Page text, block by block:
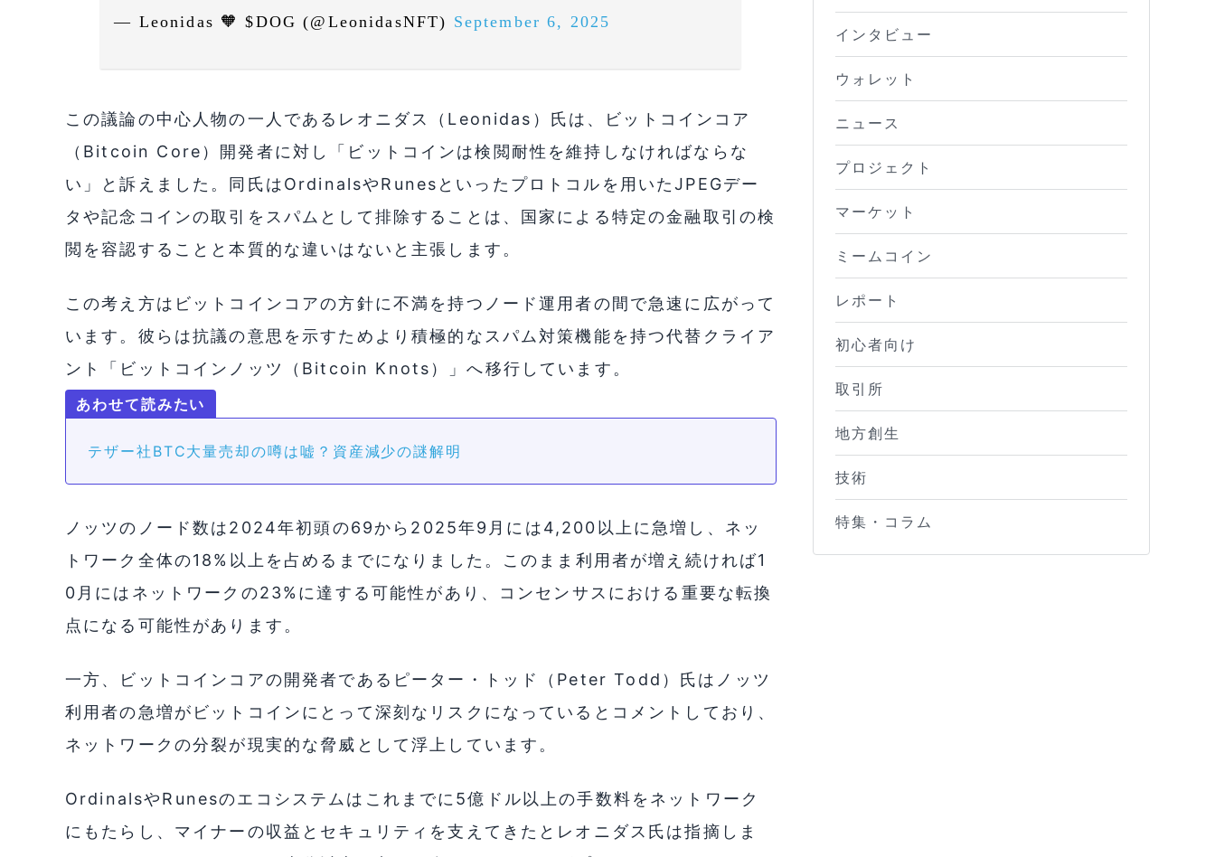
— Leonidas 🧡 $DOG (@LeonidasNFT) September 6, 2025
この議論の中心人物の一人であるレオニダス（Leonidas）氏は、ビットコインコア
（Bitcoin Core）開発者に対し「ビットコインは検閲耐性を維持しなければならな
い」と訴えました。同氏はOrdinalsやRunesといったプロトコルを用いたJPEGデー
タや記念コインの取引をスパムとして排除することは、国家による特定の金融取引の検
閲を容認することと本質的な違いはないと主張します。
この考え方はビットコインコアの方針に不満を持つノード運用者の間で急速に広がって
います。彼らは抗議の意思を示すためより積極的なスパム対策機能を持つ代替クライア
ント「ビットコインノッツ（Bitcoin Knots）」へ移行しています。
テザー社BTC大量売却の噂は嘘？資産減少の謎解明
ノッツのノード数は2024年初頭の69から2025年9月には4,200以上に急増し、ネッ
トワーク全体の18%以上を占めるまでになりました。このまま利用者が増え続ければ1
0月にはネットワークの23%に達する可能性があり、コンセンサスにおける重要な転換
点になる可能性があります。
一方、ビットコインコアの開発者であるピーター・トッド（Peter Todd）氏はノッツ
利用者の急増がビットコインにとって深刻なリスクになっているとコメントしており、
ネットワークの分裂が現実的な脅威として浮上しています。
OrdinalsやRunesのエコシステムはこれまでに5億ドル以上の手数料をネットワーク
にもたらし、マイナーの収益とセキュリティを支えてきたとレオニダス氏は指摘しま
インタビュー
ウォレット
ニュース
プロジェクト
マーケット
ミームコイン
レポート
初心者向け
取引所
地方創生
技術
特集・コラム